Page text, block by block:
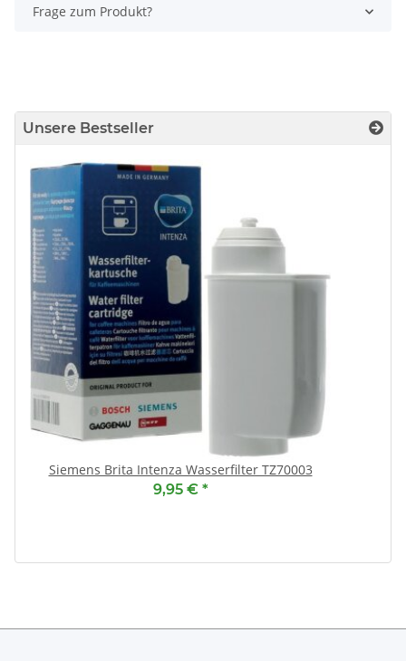
Frage zum Produkt?
Unsere Bestseller
Siemens Brita Intenza Wasserfilter TZ70003
9,95 € *